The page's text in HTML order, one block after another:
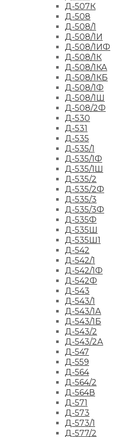
Д-507К
Д-508
Д-508/1
Д-508/1И
Д-508/1ИФ
Д-508/1К
Д-508/1КА
Д-508/1КБ
Д-508/1Ф
Д-508/1Ш
Д-508/2Ф
Д-530
Д-531
Д-535
Д-535/1
Д-535/1Ф
Д-535/1Ш
Д-535/2
Д-535/2Ф
Д-535/3
Д-535/3Ф
Д-535Ф
Д-535Ш
Д-535Ш1
Д-542
Д-542/1
Д-542/1Ф
Д-542Ф
Д-543
Д-543/1
Д-543/1А
Д-543/1Б
Д-543/2
Д-543/2А
Д-547
Д-559
Д-564
Д-564/2
Д-564В
Д-571
Д-573
Д-573/1
Д-577/2